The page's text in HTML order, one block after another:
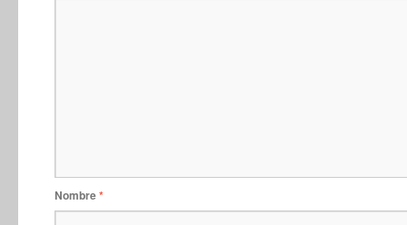
Nombre*